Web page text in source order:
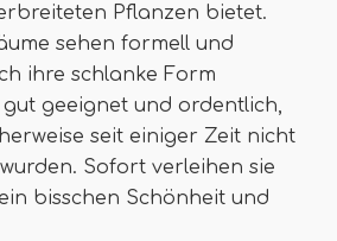
Pflanzen bietet.
sehen formell und
ihre schlanke Form
geeignet und ordentlich,
seit einiger Zeit nicht
Sofort verleihen sie
bisschen Schönheit und